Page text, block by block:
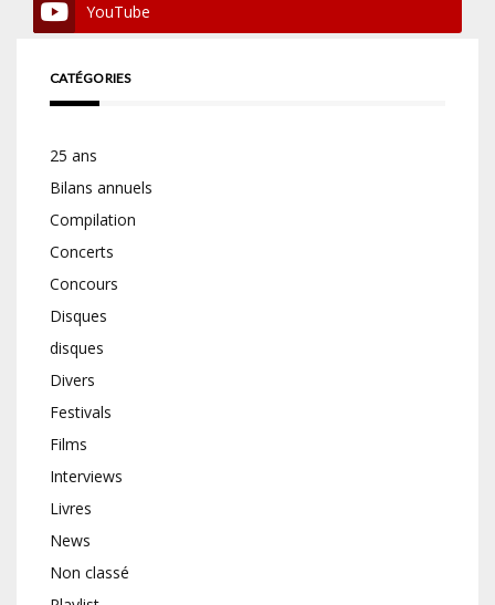
YouTube
CATÉGORIES
25 ans
Bilans annuels
Compilation
Concerts
Concours
Disques
disques
Divers
Festivals
Films
Interviews
Livres
News
Non classé